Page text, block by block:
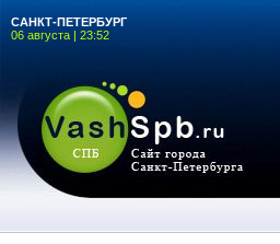
САНКТ-ПЕТЕРБУРГ
06 августа | 23:52